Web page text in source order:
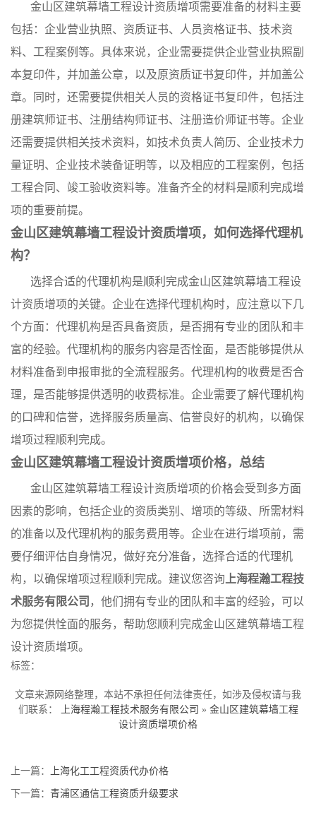
金山区建筑幕墙工程设计资质增项需要准备的材料主要
包括：企业营业执照、资质证书、人员资格证书、技术资
料、工程案例等。具体来说，企业需要提供企业营业执照副
本复印件，并加盖公章，以及原资质证书复印件，并加盖公
章。同时，还需要提供相关人员的资格证书复印件，包括注
册建筑师证书、注册结构师证书、注册造价师证书等。企业
还需要提供相关技术资料，如技术负责人简历、企业技术力
量证明、企业技术装备证明等，以及相应的工程案例，包括
工程合同、竣工验收资料等。准备齐全的材料是顺利完成增
项的重要前提。
金山区建筑幕墙工程设计资质增项，如何选择代理机
构？
选择合适的代理机构是顺利完成金山区建筑幕墙工程设
计资质增项的关键。企业在选择代理机构时，应注意以下几
个方面：代理机构是否具备资质，是否拥有专业的团队和丰
富的经验。代理机构的服务内容是否恮面，是否能够提供从
材料准备到申报审批的全流程服务。代理机构的收费是否合
理，是否能够提供透明的收费标准。企业需要了解代理机构
的口碑和信誉，选择服务质量高、信誉良好的机构，以确保
增项过程顺利完成。
金山区建筑幕墙工程设计资质增项价格，总结
金山区建筑幕墙工程设计资质增项的价格会受到多方面
因素的影响，包括企业的资质类别、增项的等级、所需材料
的准备以及代理机构的服务费用等。企业在进行增项前，需
要仔细评估自身情况，做好充分准备，选择合适的代理机
构，以确保增项过程顺利完成。建议您咨询 上海程瀚工程技
术服务有限公司 ，他们拥有专业的团队和丰富的经验，可以
为您提供恮面的服务，帮助您顺利完成金山区建筑幕墙工程
设计资质增项。
标签：
文章来源网络整理，本站不承担任何法律责任，如涉及侵权请与我
们联系：
上海程瀚工程技术服务有限公司 » 金山区建筑幕墙工程
设计资质增项价格
上一篇： 上海化工工程资质代办价格
下一篇： 青浦区通信工程资质升级要求